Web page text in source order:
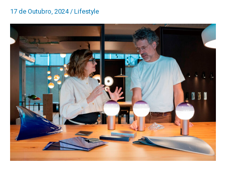
17 de Outubro, 2024 / Lifestyle